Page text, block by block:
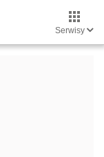
Serwisy